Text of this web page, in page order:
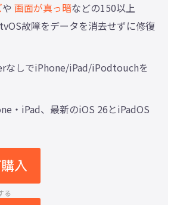
や 画面が真っ暗などの150以上
故障をデータを消去せずに修復
なしでiPhone/iPad/iPodtouchを
・iPad、最新のiOS 26とiPadOS